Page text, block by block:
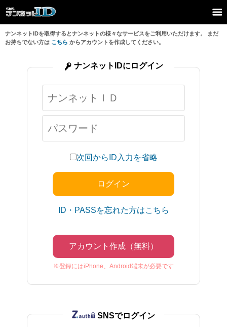
ナンネットIDを取得するとナンネットの様々なサービスをご利用いただけます。 まだ
お持ちでない方は こちら からアカウントを作成してください。
次回からID入力を省略
ID・PASSを忘れた方はこちら
アカウント作成（無料）
※登録にはiPhone、Android端末が必要です
ナンネットIDにログイン
SNSでログイン